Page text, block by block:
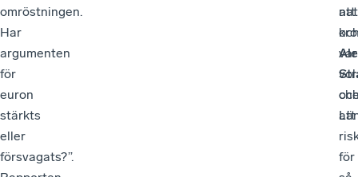
omröstningen.
Har
argumenten
för
euron
stärkts
eller
försvagats?”.
att
att
för